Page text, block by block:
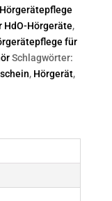
Hörgerätepflege
HdO-Hörgeräte,
für
Schlagwörter:
, Hörgerät,